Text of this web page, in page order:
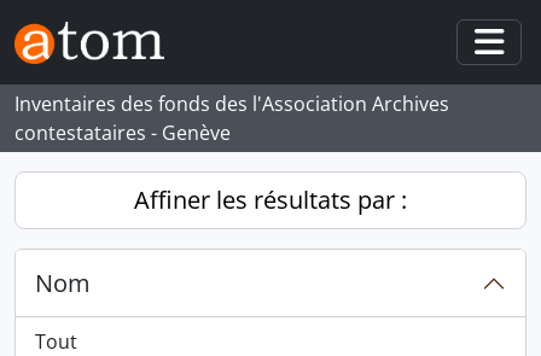
Skip to main content
Inventaires des fonds des l'Association Archives
contestataires - Genève
Affiner les résultats par :
Nom
Tout